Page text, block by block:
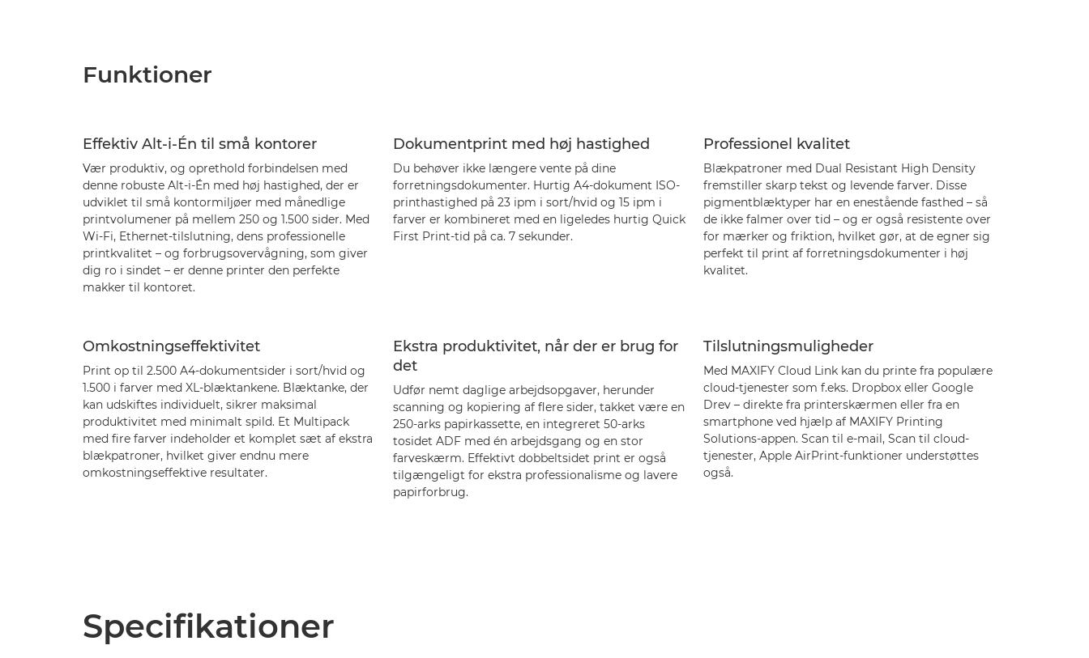
Funktioner
Effektiv Alt-i-Én til små kontorer
Vær produktiv, og oprethold forbindelsen med
denne robuste Alt-i-Én med høj hastighed, der er
udviklet til små kontormiljøer med månedlige
printvolumener på mellem 250 og 1.500 sider. Med
Wi-Fi, Ethernet-tilslutning, dens professionelle
printkvalitet – og forbrugsovervågning, som giver
dig ro i sindet – er denne printer den perfekte
makker til kontoret.
Dokumentprint med høj hastighed
Du behøver ikke længere vente på dine
forretningsdokumenter. Hurtig A4-dokument ISO-
printhastighed på 23 ipm i sort/hvid og 15 ipm i
farver er kombineret med en ligeledes hurtig Quick
First Print-tid på ca. 7 sekunder.
Professionel kvalitet
Blækpatroner med Dual Resistant High Density
fremstiller skarp tekst og levende farver. Disse
pigmentblæktyper har en enestående fasthed – så
de ikke falmer over tid – og er også resistente over
for mærker og friktion, hvilket gør, at de egner sig
perfekt til print af forretningsdokumenter i høj
kvalitet.
Omkostningseffektivitet
Print op til 2.500 A4-dokumentsider i sort/hvid og
1.500 i farver med XL-blæktankene. Blæktanke, der
kan udskiftes individuelt, sikrer maksimal
produktivitet med minimalt spild. Et Multipack
med fire farver indeholder et komplet sæt af ekstra
blækpatroner, hvilket giver endnu mere
omkostningseffektive resultater.
Ekstra produktivitet, når der er brug for
det
Udfør nemt daglige arbejdsopgaver, herunder
scanning og kopiering af flere sider, takket være en
250-arks papirkassette, en integreret 50-arks
tosidet ADF med én arbejdsgang og en stor
farveskærm. Effektivt dobbeltsidet print er også
tilgængeligt for ekstra professionalisme og lavere
papirforbrug.
Tilslutningsmuligheder
Med MAXIFY Cloud Link kan du printe fra populære
cloud-tjenester som f.eks. Dropbox eller Google
Drev – direkte fra printerskærmen eller fra en
smartphone ved hjælp af MAXIFY Printing
Solutions-appen. Scan til e-mail, Scan til cloud-
tjenester, Apple AirPrint-funktioner understøttes
også.
Specifikationer